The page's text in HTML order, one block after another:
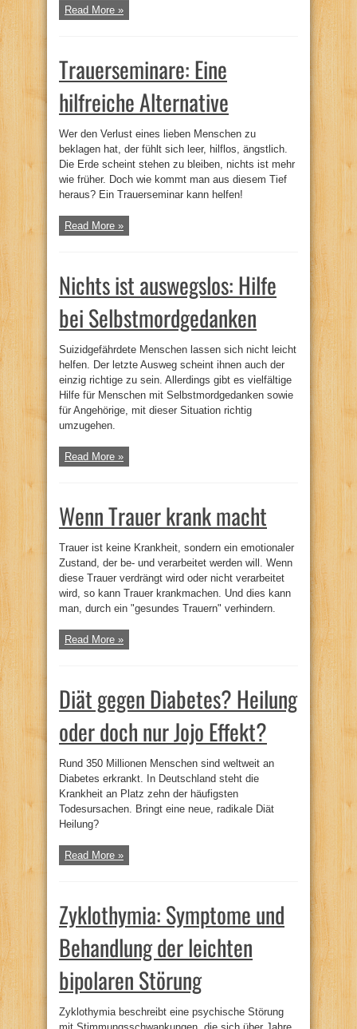
Read More »
Trauerseminare: Eine
hilfreiche Alternative
Wer den Verlust eines lieben Menschen zu
beklagen hat, der fühlt sich leer, hilflos, ängstlich.
Die Erde scheint stehen zu bleiben, nichts ist mehr
wie früher. Doch wie kommt man aus diesem Tief
heraus? Ein Trauerseminar kann helfen!
Read More »
Nichts ist auswegslos: Hilfe
bei Selbstmordgedanken
Suizidgefährdete Menschen lassen sich nicht leicht
helfen. Der letzte Ausweg scheint ihnen auch der
einzig richtige zu sein. Allerdings gibt es vielfältige
Hilfe für Menschen mit Selbstmordgedanken sowie
für Angehörige, mit dieser Situation richtig
umzugehen.
Read More »
Wenn Trauer krank macht
Trauer ist keine Krankheit, sondern ein emotionaler
Zustand, der be- und verarbeitet werden will. Wenn
diese Trauer verdrängt wird oder nicht verarbeitet
wird, so kann Trauer krankmachen. Und dies kann
man, durch ein "gesundes Trauern" verhindern.
Read More »
Diät gegen Diabetes? Heilung
oder doch nur Jojo Effekt?
Rund 350 Millionen Menschen sind weltweit an
Diabetes erkrankt. In Deutschland steht die
Krankheit an Platz zehn der häufigsten
Todesursachen. Bringt eine neue, radikale Diät
Heilung?
Read More »
Zyklothymia: Symptome und
Behandlung der leichten
bipolaren Störung
Zyklothymia beschreibt eine psychische Störung